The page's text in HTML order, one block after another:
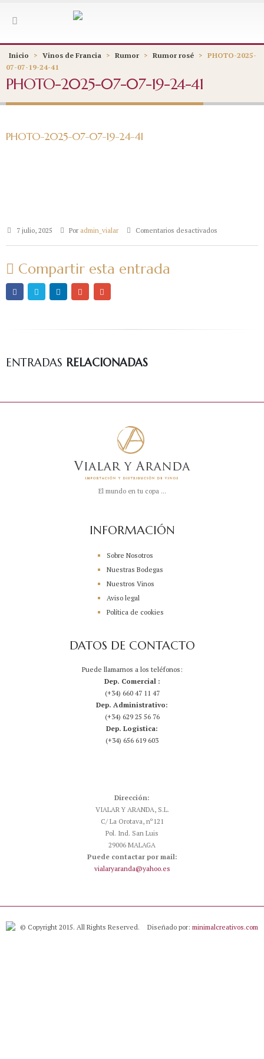
Inicio > Vinos de Francia > Rumor > Rumor rosé > PHOTO-2025-
07-07-19-24-41
PHOTO-2025-07-07-19-24-41
PHOTO-2025-07-07-19-24-41
7 julio, 2025 Por admin_vialar Comentarios desactivados
Compartir esta entrada
ENTRADAS RELACIONADAS
El mundo en tu copa ...
INFORMACIÓN
Sobre Nosotros
Nuestras Bodegas
Nuestros Vinos
Aviso legal
Política de cookies
DATOS DE CONTACTO
Puede llamarnos a los teléfonos:
Dep. Comercial :
(+34) 660 47 11 47
Dep. Administrativo:
(+34) 629 25 56 76
Dep. Logistica:
(+34) 656 619 603
Dirección:
VIALAR Y ARANDA, S.L.
C/ La Orotava, nº121
Pol. Ind. San Luis
29006 MALAGA
Puede contactar por mail:
vialaryaranda@yahoo.es
© Copyright 2015. All Rights Reserved. Diseñado por: minimalcreativos.com